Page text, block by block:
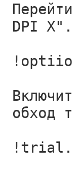
DPI X".
обход